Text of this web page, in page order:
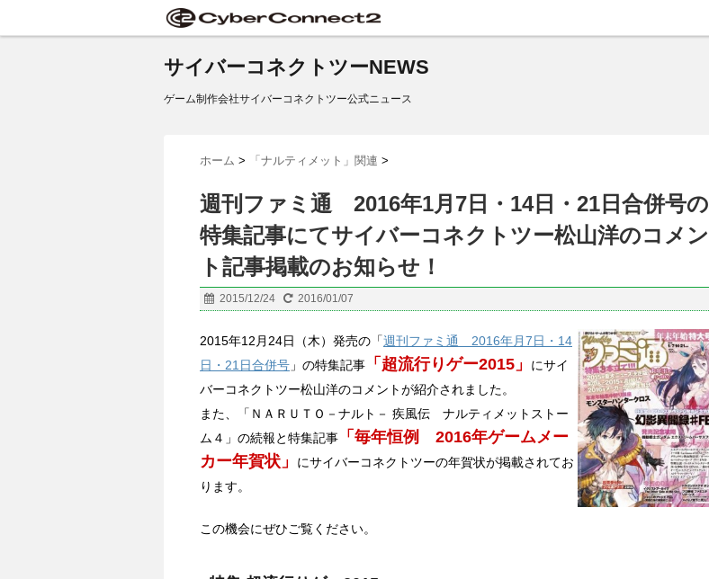
サイバーコネクトツーNEWS
ゲーム制作会社サイバーコネクトツー公式ニュース
ホーム > 「ナルティメット」関連 >
週刊ファミ通 2016年1月7日・14日・21日合併号の
特集記事にてサイバーコネクトツー松山洋のコメン
ト記事掲載のお知らせ！
2015/12/24 2016/01/07
2015年12月24日（木）発売の「週刊ファミ通 2016年月7日・14
日・21日合併号 」の特集記事 「超流行りゲー2015」
にサイ
バーコネクトツー松山洋のコメントが紹介されました。
また、「ＮＡＲＵＴＯ－ナルト－ 疾風伝 ナルティメットストー
ム４」の続報と特集記事
「毎年恒例 2016年ゲームメー
カー年賀状」
にサイバーコネクトツーの年賀状が掲載されてお
ります。
この機会にぜひご覧ください。